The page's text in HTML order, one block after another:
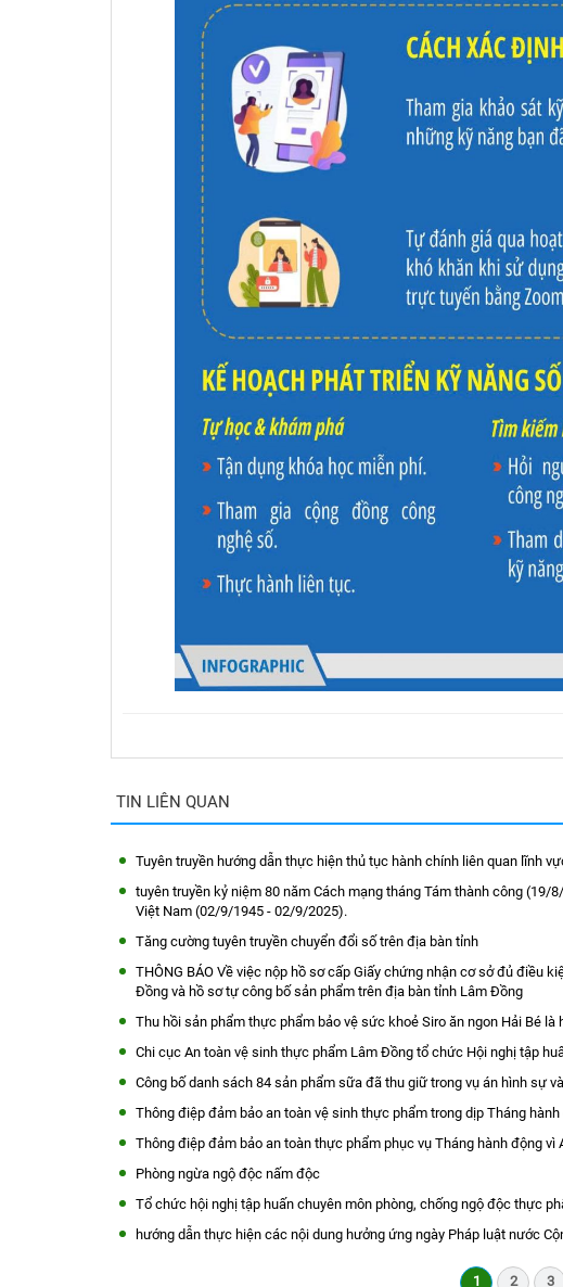
TIN LIÊN QUAN
Tuyên truyền hướng dẫn thực hiện thủ tục hành chính liên quan lĩnh
tuyên truyền kỷ niệm 80 năm Cách mạng tháng Tám thành công
Việt Nam (02/9/1945 - 02/9/2025).
Tăng cường tuyên truyền chuyển đổi số trên địa bàn tỉnh
THÔNG BÁO Về việc nộp hồ sơ cấp Giấy chứng nhận cơ sở đủ điều
Đồng và hồ sơ tự công bố sản phẩm trên địa bàn tỉnh Lâm Đồng
Thu hồi sản phẩm thực phẩm bảo vệ sức khoẻ Siro ăn ngon Hải Bé là
Chi cục An toàn vệ sinh thực phẩm Lâm Đồng tổ chức Hội nghị tập
Công bố danh sách 84 sản phẩm sữa đã thu giữ trong vụ án hình sự
Thông điệp đảm bảo an toàn vệ sinh thực phẩm trong dịp Tháng
Thông điệp đảm bảo an toàn thực phẩm phục vụ Tháng hành động vì
Phòng ngừa ngộ độc nấm độc
Tổ chức hội nghị tập huấn chuyên môn phòng, chống ngộ độc thực
hướng dẫn thực hiện các nội dung hưởng ứng ngày Pháp luật nước
1 2 3